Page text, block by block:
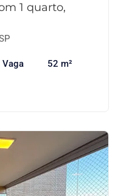
1 quarto,
Vaga 52 m²